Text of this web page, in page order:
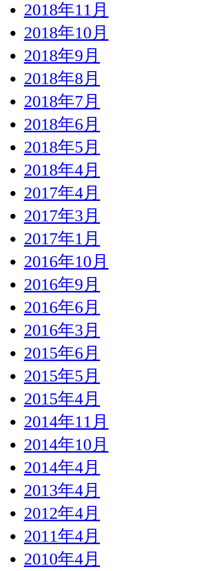
2018年11月
2018年10月
2018年9月
2018年8月
2018年7月
2018年6月
2018年5月
2018年4月
2017年4月
2017年3月
2017年1月
2016年10月
2016年9月
2016年6月
2016年3月
2015年6月
2015年5月
2015年4月
2014年11月
2014年10月
2014年4月
2013年4月
2012年4月
2011年4月
2010年4月